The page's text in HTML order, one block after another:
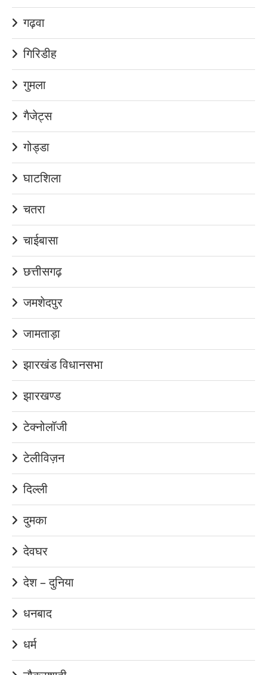
गढ़वा
गिरिडीह
गुमला
गैजेट्स
गोड्डा
घाटशिला
चतरा
चाईबासा
छत्तीसगढ़
जमशेदपुर
जामताड़ा
झारखंड विधानसभा
झारखण्ड
टेक्नोलॉजी
टेलीविज़न
दिल्ली
दुमका
देवघर
देश – दुनिया
धनबाद
धर्म